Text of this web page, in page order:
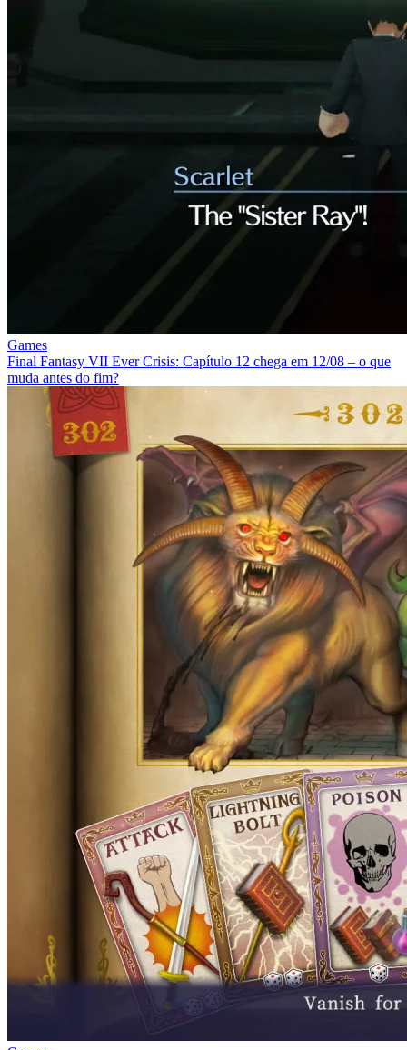
Games
Final Fantasy VII Ever Crisis: Capítulo 12 chega em 12/08 – o que
muda antes do fim?